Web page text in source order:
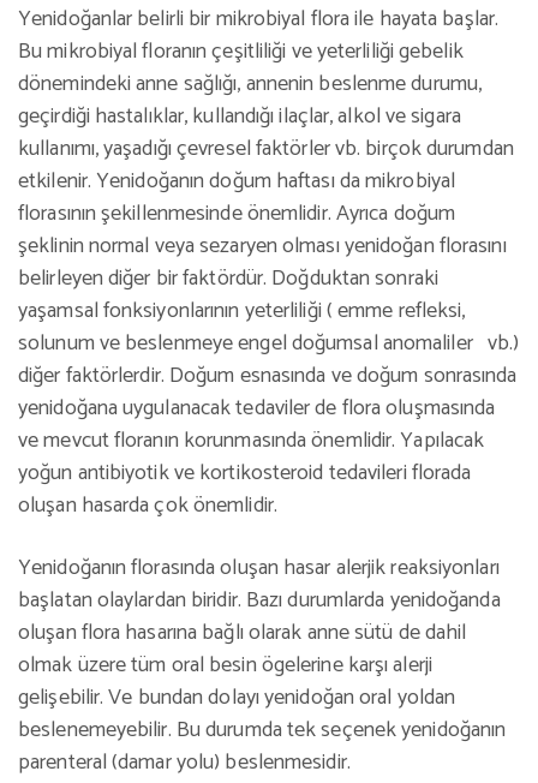
Yenidoğanlar belirli bir mikrobiyal flora ile hayata başlar.
Bu mikrobiyal floranın çeşitliliği ve yeterliliği gebelik
dönemindeki anne sağlığı, annenin beslenme durumu,
geçirdiği hastalıklar, kullandığı ilaçlar, alkol ve sigara
kullanımı, yaşadığı çevresel faktörler vb. birçok durumdan
etkilenir. Yenidoğanın doğum haftası da mikrobiyal
florasının şekillenmesinde önemlidir. Ayrıca doğum
şeklinin normal veya sezaryen olması yenidoğan florasını
belirleyen diğer bir faktördür. Doğduktan sonraki
yaşamsal fonksiyonlarının yeterliliği ( emme refleksi,
solunum ve beslenmeye engel doğumsal anomaliler vb.)
diğer faktörlerdir. Doğum esnasında ve doğum sonrasında
yenidoğana uygulanacak tedaviler de flora oluşmasında
ve mevcut floranın korunmasında önemlidir. Yapılacak
yoğun antibiyotik ve kortikosteroid tedavileri florada
oluşan hasarda çok önemlidir.
Yenidoğanın florasında oluşan hasar alerjik reaksiyonları
başlatan olaylardan biridir. Bazı durumlarda yenidoğanda
oluşan flora hasarına bağlı olarak anne sütü de dahil
olmak üzere tüm oral besin ögelerine karşı alerji
gelişebilir. Ve bundan dolayı yenidoğan oral yoldan
beslenemeyebilir. Bu durumda tek seçenek yenidoğanın
parenteral (damar yolu) beslenmesidir.